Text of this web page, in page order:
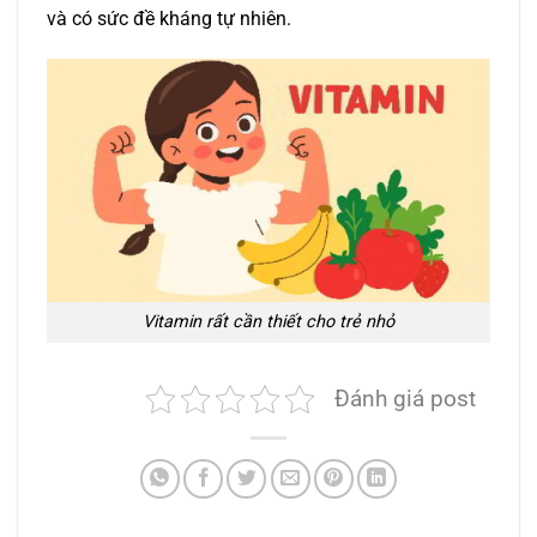
và có sức đề kháng tự nhiên.
Vitamin rất cần thiết cho trẻ nhỏ
Đánh giá post